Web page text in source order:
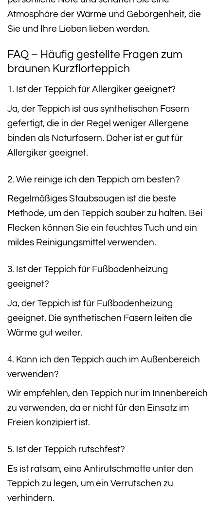
Atmosphäre der Wärme und Geborgenheit, die
Sie und Ihre Lieben lieben werden.
FAQ – Häufig gestellte Fragen zum
braunen Kurzflorteppich
1. Ist der Teppich für Allergiker geeignet?
Ja, der Teppich ist aus synthetischen Fasern
gefertigt, die in der Regel weniger Allergene
binden als Naturfasern. Daher ist er gut für
Allergiker geeignet.
2. Wie reinige ich den Teppich am besten?
Regelmäßiges Staubsaugen ist die beste
Methode, um den Teppich sauber zu halten. Bei
Flecken können Sie ein feuchtes Tuch und ein
mildes Reinigungsmittel verwenden.
3. Ist der Teppich für Fußbodenheizung
geeignet?
Ja, der Teppich ist für Fußbodenheizung
geeignet. Die synthetischen Fasern leiten die
Wärme gut weiter.
4. Kann ich den Teppich auch im Außenbereich
verwenden?
Wir empfehlen, den Teppich nur im Innenbereich
zu verwenden, da er nicht für den Einsatz im
Freien konzipiert ist.
5. Ist der Teppich rutschfest?
Es ist ratsam, eine Antirutschmatte unter den
Teppich zu legen, um ein Verrutschen zu
verhindern.